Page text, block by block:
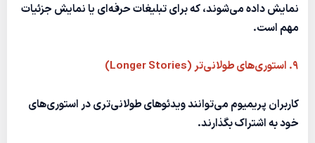
نمایش داده می‌شوند، که برای تبلیغات حرفه‌ای یا نمایش جزئیات
مهم است.
۹. استوری‌های طولانی‌تر (Longer Stories)
کاربران پریمیوم می‌توانند ویدئوهای طولانی‌تری در استوری‌های
خود به اشتراک بگذارند.